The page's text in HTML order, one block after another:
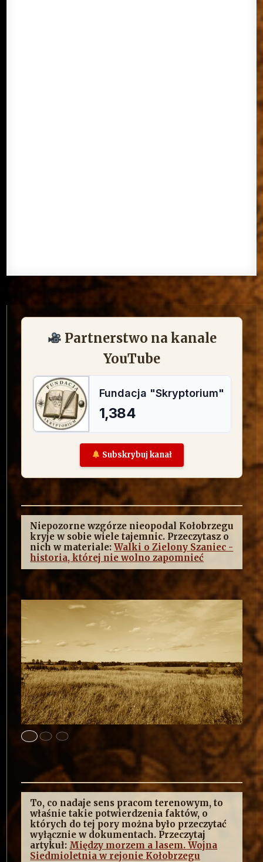
Partnerstwo na kanale
YouTube
Subskrybuj kanał
Niepozorne wzgórze nieopodal Kołobrzegu
kryje w sobie wiele tajemnic. Przeczytasz o
nich w materiale:Walki o Zielony Szaniec -
historia, której nie wolno zapomnieć
To, co nadaje sens pracom terenowym, to
właśnie takie potwierdzenia faktów, o
których do tej pory można było przeczytać
wyłącznie w dokumentach. Przeczytaj
artykuł: Między morzem a lasem. Wojna
Siedmioletnia w rejonie Kołobrzegu